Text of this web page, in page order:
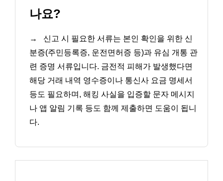
나요?
→
신고 시 필요한 서류는 본인 확인을 위한 신
분증(주민등록증, 운전면허증 등)과 유심 개통 관
련 증명 서류입니다. 금전적 피해가 발생했다면
해당 거래 내역 영수증이나 통신사 요금 명세서
등도 필요하며, 해킹 사실을 입증할 문자 메시지
나 앱 알림 기록 등도 함께 제출하면 도움이 됩니
다.